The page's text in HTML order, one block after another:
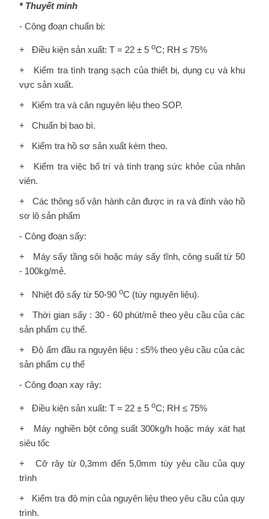
* Thuyết minh
- Công đoạn chuẩn bị:
+ Điều kiện sản xuất: T = 22 ± 5 oC; RH ≤ 75%
+ Kiểm tra tình trạng sạch của thiết bị, dụng cụ và khu
vực sản xuất.
+ Kiểm tra và cân nguyên liệu theo SOP.
+ Chuẩn bị bao bì.
+ Kiểm tra hồ sơ sản xuất kèm theo.
+ Kiểm tra việc bố trí và tình trạng sức khỏe của nhân
viên.
+ Các thông số vận hành cân được in ra và đính vào hồ
sơ lô sản phẩm
- Công đoạn sấy:
+ Máy sấy tầng sôi hoặc máy sấy tĩnh, công suất từ 50
- 100kg/mẻ.
+ Nhiệt độ sấy từ 50-90 oC (tùy nguyên liệu).
+ Thời gian sấy : 30 - 60 phút/mẻ theo yêu cầu của các
sản phẩm cụ thể.
+ Độ ẩm đầu ra nguyên liệu : ≤5% theo yêu cầu của các
sản phẩm cụ thể
- Công đoạn xay rây:
+ Điều kiện sản xuất: T = 22 ± 5 oC; RH ≤ 75%
+ Máy nghiền bột công suất 300kg/h hoặc máy xát hạt
siêu tốc
+ Cỡ rây từ 0,3mm đến 5,0mm tùy yêu cầu của quy
trình
+ Kiểm tra độ mịn của nguyên liệu theo yêu cầu của quy
trình.